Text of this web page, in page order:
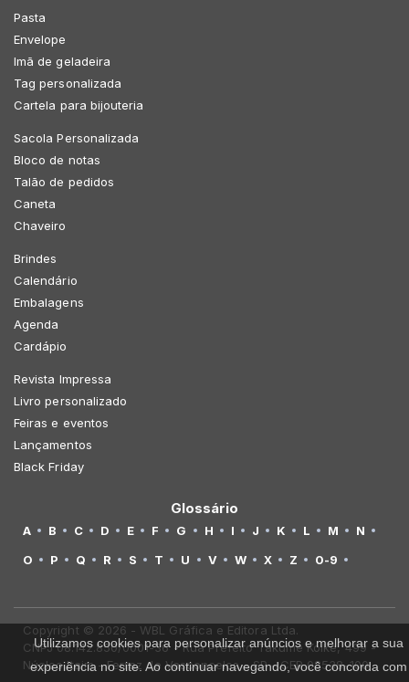
Pasta
Envelope
Imã de geladeira
Tag personalizada
Cartela para bijouteria
Sacola Personalizada
Bloco de notas
Talão de pedidos
Caneta
Chaveiro
Brindes
Calendário
Embalagens
Agenda
Cardápio
Revista Impressa
Livro personalizado
Feiras e eventos
Lançamentos
Black Friday
Glossário
A B C D E F G H I J K L M
N
O
P Q R S T U V W X Z 0-9
Copyright © 2026 - WBL Gráfica e Editora Ltda.
CNPJ 08.142.850/0001-36 - Rua Prefeito Takume Koike, 499 -
Núcleo Itaim - Ferraz de Vasconcelos - SP - CEP 08538-100
Utilizamos cookies para personalizar anúncios e melhorar a sua
experiência no site. Ao continuar navegando, você concorda com